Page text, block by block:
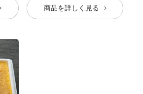
商品を詳しく見る